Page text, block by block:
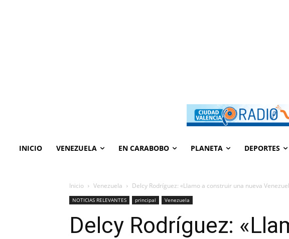
INICIO VENEZUELA EN CARABOBO PLANETA DEPORTES
Inicio Venezuela Delcy Rodríguez: «Llamo a construir una nueva
NOTICIAS RELEVANTES principal Venezuela
Delcy Rodríguez: